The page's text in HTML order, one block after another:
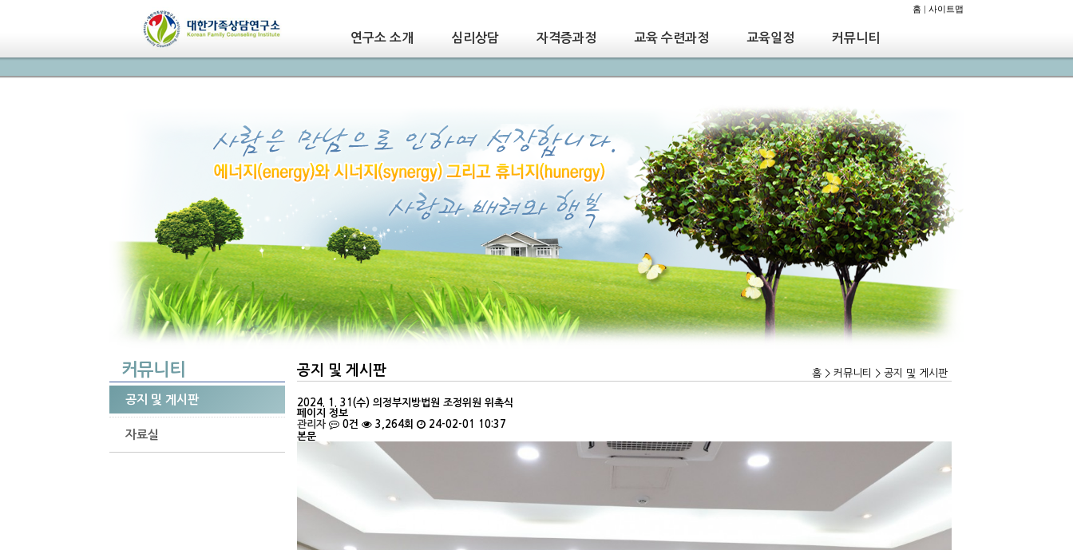
홈 | 사이트맵
연구소 소개 심리상담 자격증과정 교육 수련과정 교육일정 커뮤니티
커뮤니티
공지 및 게시판
자료실
공지 및 게시판 홈 > 커뮤니티 > 공지 및 게시판
2024. 1. 31(수) 의정부지방법원 조정위원 위촉식
페이지 정보
관리자
0건 3,264회
24-02-01 10:37
본문